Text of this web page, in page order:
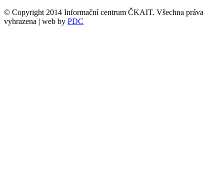
© Copyright 2014 Informační centrum ČKAIT. Všechna práva
vyhrazena | web by PDC